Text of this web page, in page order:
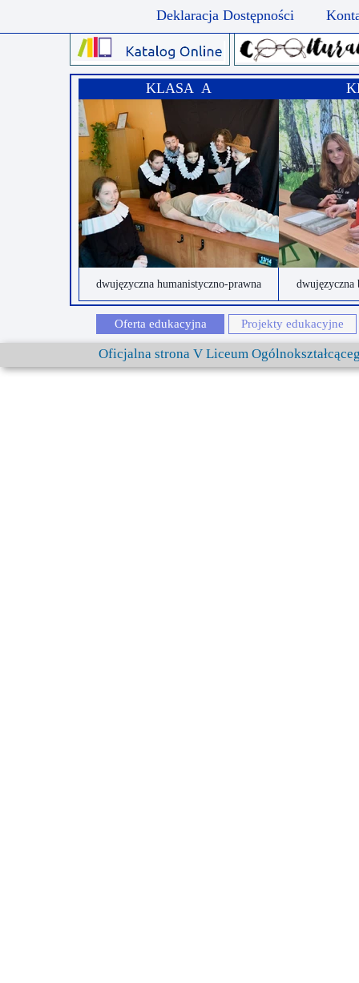
KLASA A
dwujęzyczna
dwujęzyczna humanistyczno-prawna
Deklaracja Dostępności
Projekty edukacyjne
Oferta edukacyjna
Oficjalna strona V Liceum